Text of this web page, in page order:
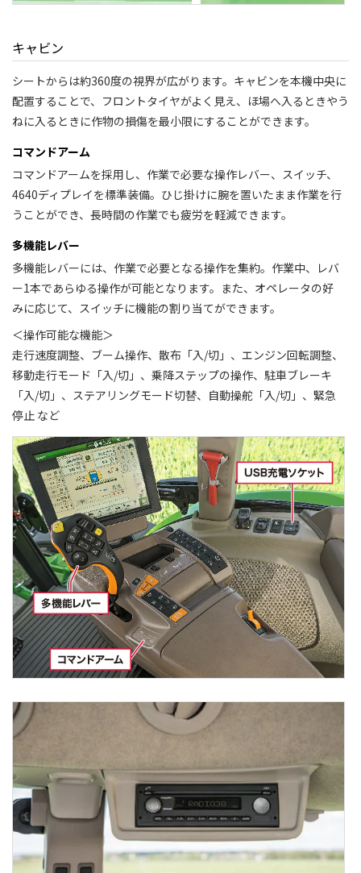
キャビン
シートからは約360度の視界が広がります。キャビンを本機中央に
配置することで、フロントタイヤがよく見え、ほ場へ入るときやう
ねに入るときに作物の損傷を最小限にすることができます。
コマンドアーム
コマンドアームを採用し、作業で必要な操作レバー、スイッチ、
4640ディプレイを標準装備。ひじ掛けに腕を置いたまま作業を行
うことができ、長時間の作業でも疲労を軽減できます。
多機能レバー
多機能レバーには、作業で必要となる操作を集約。作業中、レバ
ー1本であらゆる操作が可能となります。また、オペレータの好
みに応じて、スイッチに機能の割り当てができます。
＜操作可能な機能＞
走行速度調整、ブーム操作、散布「入/切」、エンジン回転調整、
移動走行モード「入/切」、乗降ステップの操作、駐車ブレーキ
「入/切」、ステアリングモード切替、自動操舵「入/切」、緊急
停止 など